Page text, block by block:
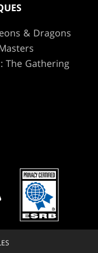
& Dragons
The Gathering